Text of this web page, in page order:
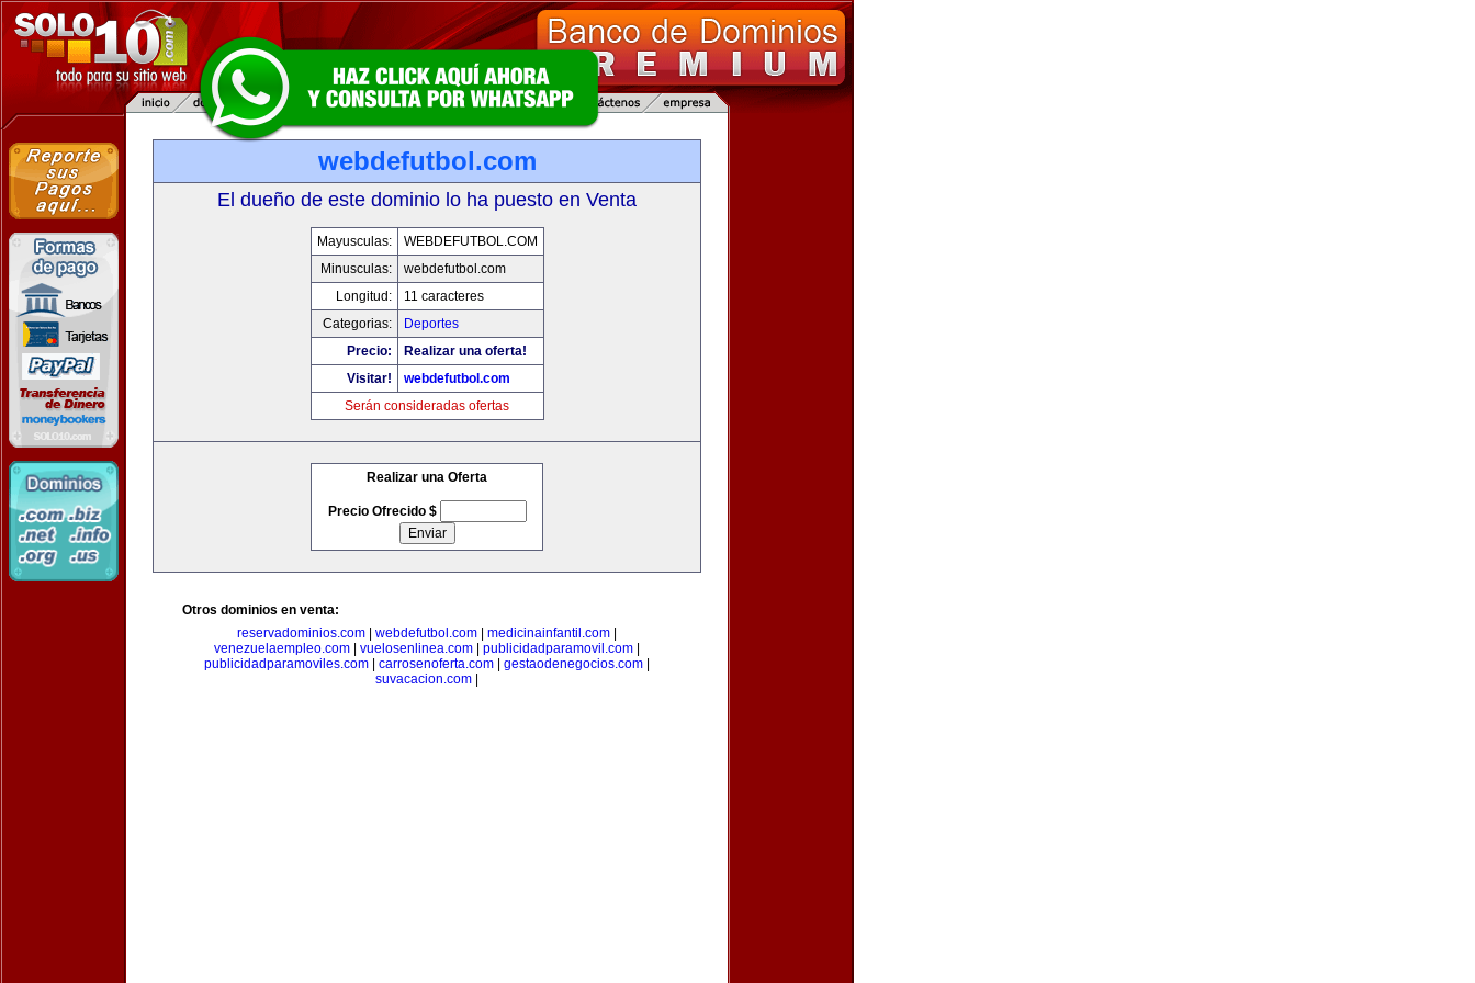
webdefutbol.com
El dueño de este dominio lo ha puesto en Venta
Mayusculas:
WEBDEFUTBOL.COM
Minusculas:
webdefutbol.com
Longitud:
11 caracteres
Categorias:
Deportes
Precio:
Realizar una oferta!
Visitar!
webdefutbol.com
Serán consideradas ofertas
Realizar una Oferta
Precio Ofrecido $
Otros dominios en venta:
reservadominios.com
webdefutbol.com medicinainfantil.com
venezuelaempleo.com
vuelosenlinea.com publicidadparamovil.com
publicidadparamoviles.com
carrosenoferta.com gestaodenegocios.com
suvacacion.com